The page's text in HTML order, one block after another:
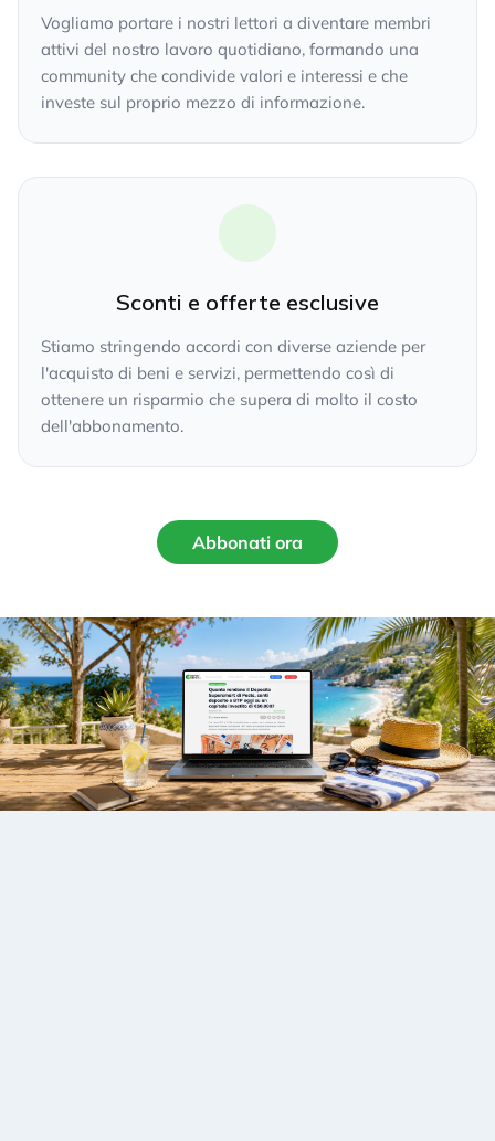
Vogliamo portare i nostri lettori a diventare membri
attivi del nostro lavoro quotidiano, formando una
community che condivide valori e interessi e che
investe sul proprio mezzo di informazione.
Sconti e offerte esclusive
Stiamo stringendo accordi con diverse aziende per
l'acquisto di beni e servizi, permettendo così di
ottenere un risparmio che supera di molto il costo
dell'abbonamento.
Abbonati ora